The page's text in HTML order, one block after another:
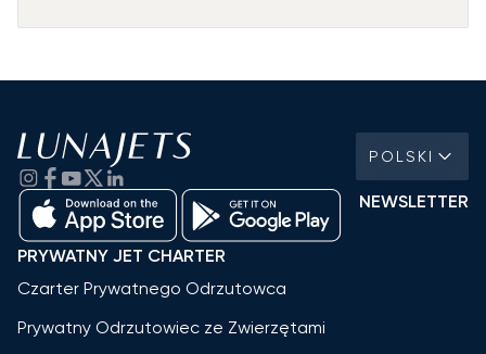
POLSKI
NEWSLETTER
PRYWATNY JET CHARTER
Czarter Prywatnego Odrzutowca
Prywatny Odrzutowiec ze Zwierzętami